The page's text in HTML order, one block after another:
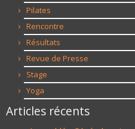
Pilates
Rencontre
Résultats
Revue de Presse
Stage
Yoga
Articles récents